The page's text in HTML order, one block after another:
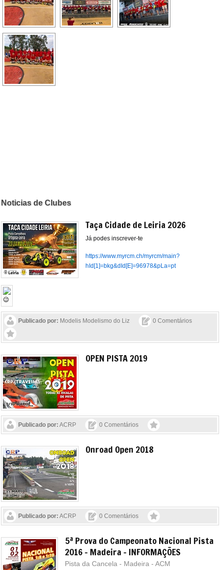
Noticias de Clubes
Taça Cidade de Leiria 2026
Já podes inscrever-te
https://www.myrcm.ch/myrcm/main?
hId[1]=bkg&dId[E]=96978&pLa=pt
Publicado por: Modelis Modelismo do Liz 0 Comentários
OPEN PISTA 2019
Publicado por: ACRP 0 Comentários
Onroad Open 2018
Publicado por: ACRP 0 Comentários
5ª Prova do Campeonato Nacional Pista
2016 - Madeira - INFORMAÇÕES
Pista da Cancela - Madeira - ACM